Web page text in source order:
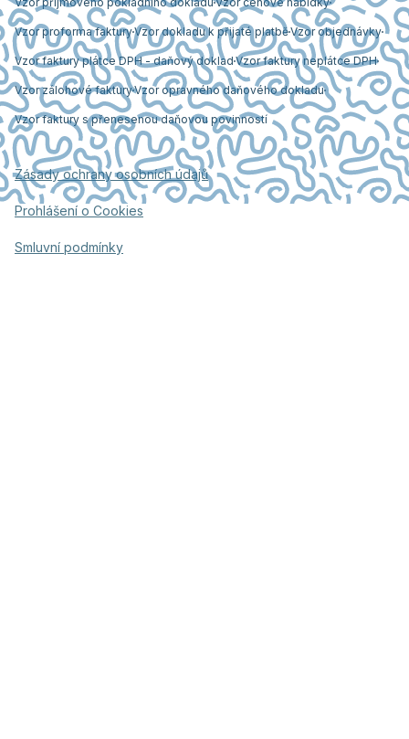
Vzor proforma fakturyVzor dokladu k přijaté platběVzor objednávky
Vzor faktury plátce DPH - daňový doklad Vzor faktury neplátce DPH
Vzor zálohové fakturyVzor opravného daňového dokladu
Vzor faktury s přenesenou daňovou povinností
Zásady ochrany osobních údajů
Prohlášení o Cookies
Smluvní podmínky